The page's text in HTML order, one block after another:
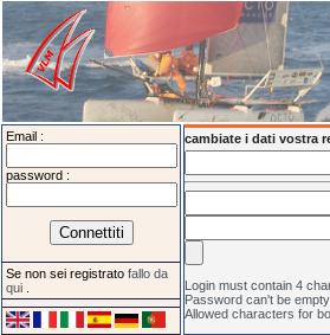
Email :
password :
Se non sei registrato fallo da
qui
cambiate i dati vostra
Login must contain 4
Password can't be
Allowed characters for